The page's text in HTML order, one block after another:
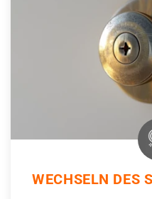
WECHSELN DES